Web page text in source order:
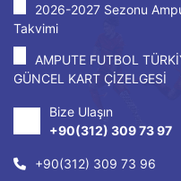
2026-2027 Sezonu
Takvimi
AMPUTE FUTBOL
GÜNCEL KART ÇİZELGESİ
Bize Ulaşın
+90(312) 309 73 97
+90(312) 309 73 96